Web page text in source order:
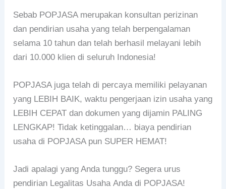
Sebab POPJASA merupakan konsultan perizinan
dan pendirian usaha yang telah berpengalaman
selama 10 tahun dan telah berhasil melayani lebih
dari 10.000 klien di seluruh Indonesia!
POPJASA juga telah di percaya memiliki pelayanan
yang LEBIH BAIK, waktu pengerjaan izin usaha yang
LEBIH CEPAT dan dokumen yang dijamin PALING
LENGKAP! Tidak ketinggalan… biaya pendirian
usaha di POPJASA pun SUPER HEMAT!
Jadi apalagi yang Anda tunggu? Segera urus
pendirian Legalitas Usaha Anda di POPJASA!